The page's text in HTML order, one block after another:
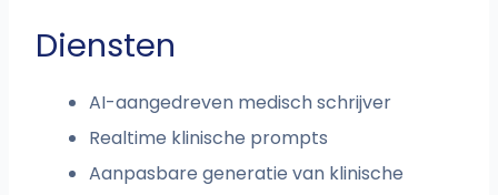
Diensten
AI-aangedreven medisch schrijver
Realtime klinische prompts
Aanpasbare generatie van klinische